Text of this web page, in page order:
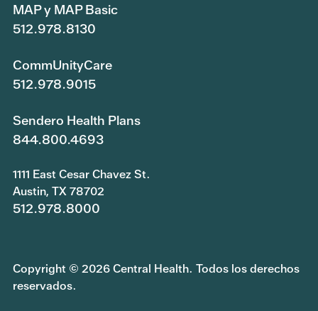
MAP y MAP Basic
512.978.8130
CommUnityCare
512.978.9015
Sendero Health Plans
844.800.4693
1111 East Cesar Chavez St.
Austin, TX 78702
512.978.8000
Copyright © 2026 Central Health. Todos los derechos
reservados.